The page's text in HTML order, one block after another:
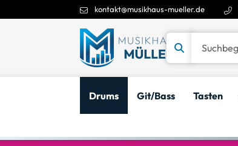
kontakt@musikhaus-mueller.de
Drums Git/Bass Tasten